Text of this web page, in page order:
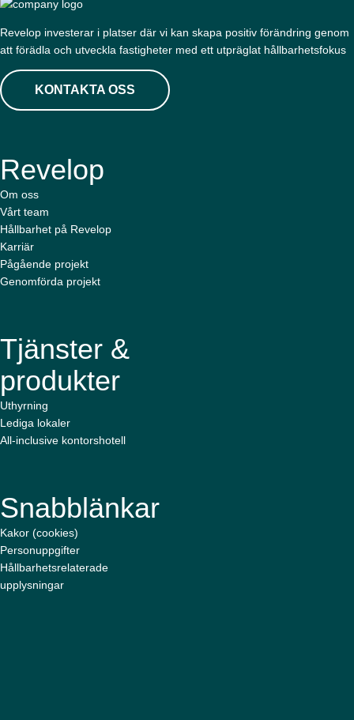
Revelop investerar i platser där vi kan skapa positiv förändring genom
att förädla och utveckla fastigheter med ett utpräglat hållbarhetsfokus
KONTAKTA OSS
Revelop
Om oss
Vårt team
Hållbarhet på Revelop
Karriär
Pågående projekt
Genomförda projekt
Tjänster &
produkter
Uthyrning
Lediga lokaler
All-inclusive kontorshotell
Snabblänkar
Kakor (cookies)
Personuppgifter
Hållbarhetsrelaterade
upplysningar